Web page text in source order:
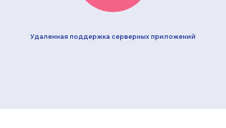
Удаленная поддержка серверных приложений